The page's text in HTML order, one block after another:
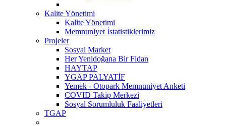
Kalite Yönetimi
Kalite Yönetimi
Memnuniyet İstatistiklerimiz
Projeler
Sosyal Market
Her Yenidoğana Bir Fidan
HAYTAP
YGAP PALYATİF
Yemek - Otopark Memnuniyet Anketi
COVID Takip Merkezi
Sosyal Sorumluluk Faaliyetleri
TGAP